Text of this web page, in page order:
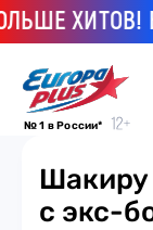
ХИТОВ!
№ 1 в России*
Шакиру
с экс-